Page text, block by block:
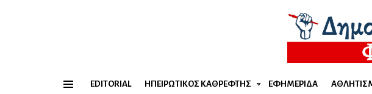
EDITORIAL ΗΠΕΙΡΏΤΙΚΟΣ ΚΑΘΡΈΦΤΗΣ ΕΦΗΜΕΡΊΔΑ